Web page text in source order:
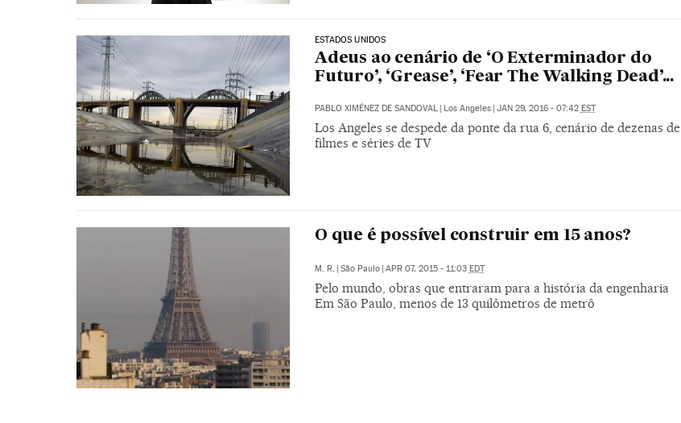
ESTADOS UNIDOS
Adeus ao cenário de ‘O Exterminador do
Futuro’, ‘Grease’, ‘Fear The Walking Dead’...
PABLO XIMÉNEZ DE SANDOVAL | Los Angeles | JAN 29, 2016 - 07:42 EST
Los Angeles se despede da ponte da rua 6, cenário de dezenas de
filmes e séries de TV
O que é possível construir em 15 anos?
M. R. São Paulo APR 07, 2015 - 11:03 EDT
Pelo mundo, obras que entraram para a história da engenharia
Em São Paulo, menos de 13 quilômetros de metrô